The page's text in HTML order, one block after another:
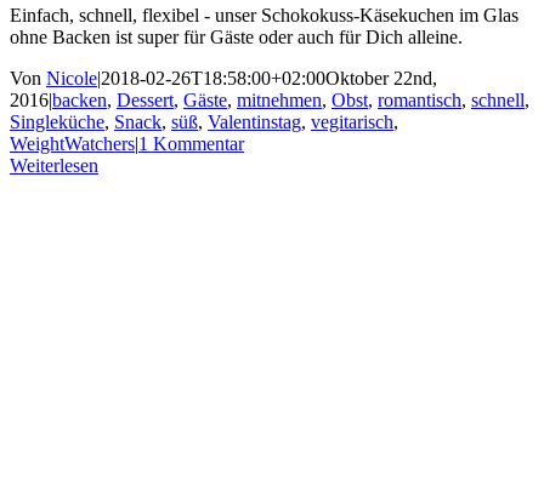
Einfach, schnell, flexibel - unser Schokokuss-Käsekuchen im Glas
ohne Backen ist super für Gäste oder auch für Dich alleine.
Von Nicole|2018-02-26T18:58:00+02:00Oktober 22nd,
2016|backen, Dessert, Gäste, mitnehmen, Obst, romantisch, schnell,
Singleküche, Snack, süß, Valentinstag, vegitarisch,
WeightWatchers|1 Kommentar
Weiterlesen